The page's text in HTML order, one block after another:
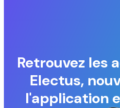
Retrouvez les
Electus,
l'application